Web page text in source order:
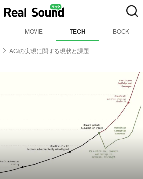
MOVIE TECH BOOK
AGIの実現に関する現状と課題